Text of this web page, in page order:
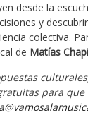
desde la
y
colectiva.
de Matías
para